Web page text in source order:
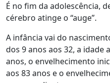
É no fim da adolescência,
cérebro atinge o “auge”.
A infância vai do
dos 9 anos aos 32, a idade
anos, o envelhecimento
aos 83 anos e o